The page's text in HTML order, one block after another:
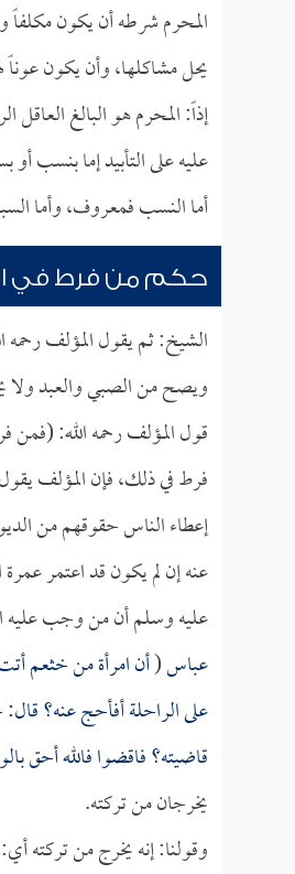
المحرم شرطه أن يكون مكلفاً
يحل مشاكلها، وأن يكون عوناً
إذاً: المحرم هو البالغ
عليه على التأبيد إما بنسب
أما النسب فمعروف، وأما
حكم من فرط في
الشيخ: ثم يقول المؤلف
ويصح من الصبي والعبد ولا
قول المؤلف رحمه الله:
فرط في ذلك، فإن المؤلف
إعطاء الناس حقوقهم من
عنه إن لم يكون قد اعتمر عمرة
عليه وسلم أن من وجب عليه
عباس(أن امرأة من خثعم
على الراحلة أفأحج عنه؟
قاضيته؟ فاقضوا فالله أحق
يخرجان من تركته.
وقولنا: إنه يخرج من تركته